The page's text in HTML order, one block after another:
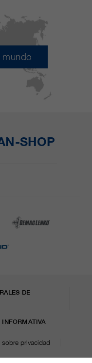
SHOP
DE
INFORMATIVA
privacidad